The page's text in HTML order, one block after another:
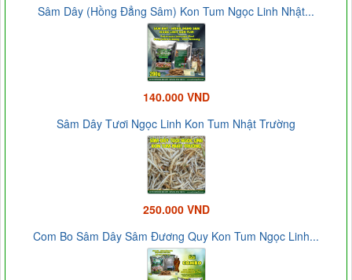
Sâm Dây (Hồng Đẳng Sâm) Kon Tum Ngọc Linh Nhật...
140.000 VND
Sâm Dây Tươi Ngọc Linh Kon Tum Nhật Trường
250.000 VND
Com Bo Sâm Dây Sâm Đương Quy Kon Tum Ngọc Linh...